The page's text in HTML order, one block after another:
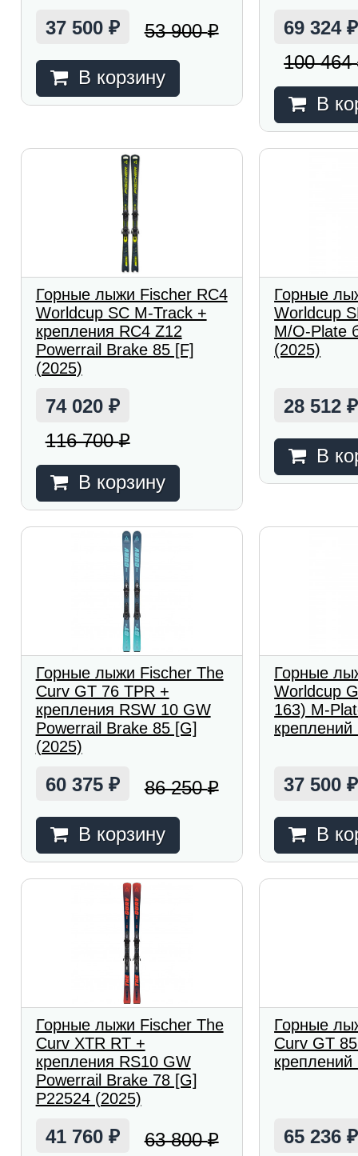
37 500 ₽ 53 900₽
В корзину
69 324₽
100 464
В
Горные лыжи Fischer RC4
Worldcup SC M-Track +
крепления RC4 Z12
Powerrail Brake 85 [F]
(2025)
74 020 ₽
116 700₽
В корзину
Горные
Worldcup
M/O-Plate
(2025)
28 512₽
В
Горные лыжи Fischer The
Curv GT 76 TPR +
крепления RSW 10 GW
Powerrail Brake 85 [G]
(2025)
60 375 ₽ 86 250₽
В корзину
Горные
Worldcup
163) M-
креплений
37 500₽
В
Горные лыжи Fischer The
Curv XTR RT +
крепления RS10 GW
Powerrail Brake 78 [G]
P22524 (2025)
41 760 ₽ 63 800₽
Горные
Curv GT
креплений
65 236₽